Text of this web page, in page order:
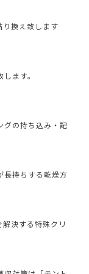
り換え致します
ます。
グの持ち込み・記
長持ちする乾燥方
決する特殊クリ